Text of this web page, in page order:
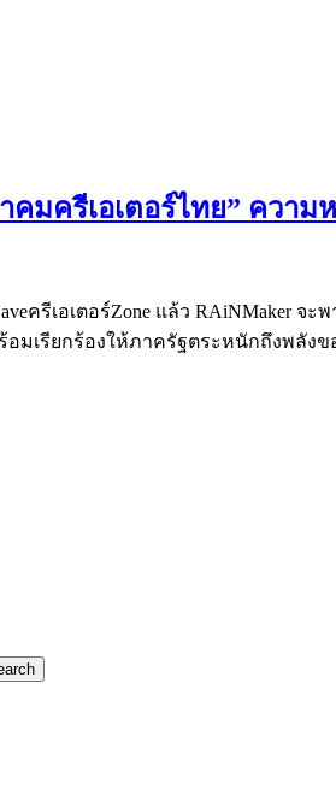
มครีเอเตอร์ไทย” ความ
ครีเอเตอร์Zone แล้ว RAiNMaker
อมเรียกร้องให้ภาครัฐตระหนักถึงพลั